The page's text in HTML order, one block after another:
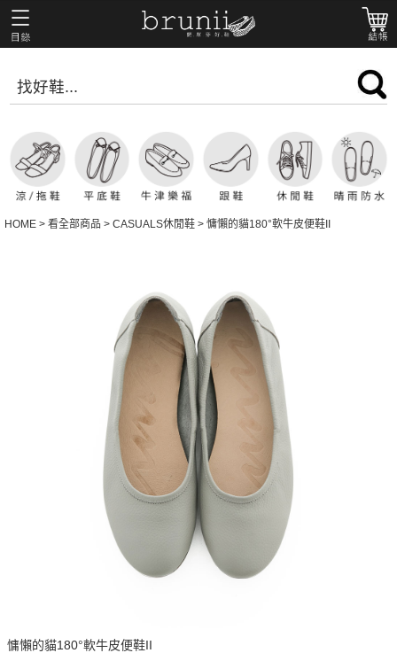
HOME > 看全部商品 > CASUALS休閒鞋 > 慵懶的貓180°軟牛皮便鞋II
慵懶的貓180°軟牛皮便鞋II